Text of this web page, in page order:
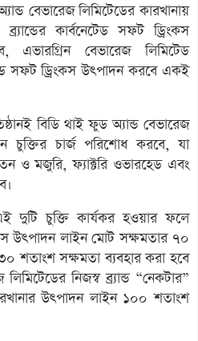
বেভারেজ লিমিটেডের কারখানায়
কার্বনেটেড সফট ড্রিংকস
বেভারেজ লিমিটেড
সফট ড্রিংকস উৎপাদন করবে একই
বিডি থাই ফুড অ্যান্ড বেভারেজ
চুক্তির চার্জ পরিশোধ করবে, যা
ও মজুরি, ফ্যাক্টরি ওভারহেড এবং
দুটি চুক্তি কার্যকর হওয়ার ফলে
উৎপাদন লাইন মোট সক্ষমতার ৭০
শতাংশ সক্ষমতা ব্যবহার করা হবে
নিজস্ব ব্র্যান্ড “নেকটার”
উৎপাদন লাইন ১০০ শতাংশ